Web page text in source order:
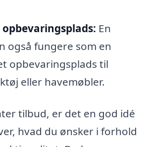
En
også fungere som en
opbevaringsplads til
eller havemøbler.
tilbud, er det en god idé
hvad du ønsker i forhold